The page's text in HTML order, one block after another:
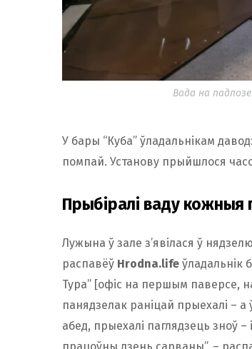
Вада на
У бары “Куба” ўладальнікам
помпай. Установу прыйшлося
Прыбіралі ваду кожныя
Лужына ў зале з’явілася ў
распавёў Hrodna.life ўладальнік
Тура” [офіс на першым паверсе,
панядзелак раніцай прыехалі – а
абед, прыехалі паглядзець зноў
працоўны дзень сарваны”, –